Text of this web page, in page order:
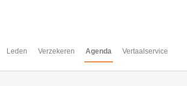
Leden Verzekeren Agenda
Vertaalservice